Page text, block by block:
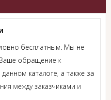
бесплатным. Мы не
обращение к
каталоге, а также за
между заказчиками и